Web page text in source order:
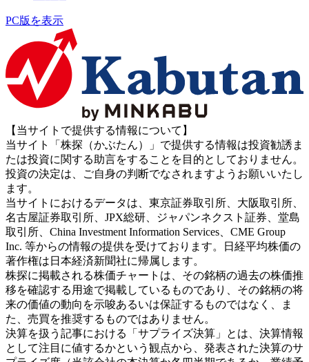
PC版を表示
【当サイトで提供する情報について】
当サイト「株探（かぶたん）」で提供する情報は投資勧誘ま
たは投資に関する助言をすることを目的としておりません。
投資の決定は、ご自身の判断でなされますようお願いいたし
ます。
当サイトにおけるデータは、東京証券取引所、大阪取引所、
名古屋証券取引所、JPX総研、ジャパンネクスト証券、堂島
取引所、China Investment Information Services、CME Group
Inc. 等からの情報の提供を受けております。日経平均株価の
著作権は日本経済新聞社に帰属します。
株探に掲載される株価チャートは、その銘柄の過去の株価推
移を確認する用途で掲載しているものであり、その銘柄の将
来の価値の動向を示唆あるいは保証するものではなく、ま
た、売買を推奨するものではありません。
決算を扱う記事における「サプライズ決算」とは、決算情報
として注目に値するかという観点から、発表された決算のサ